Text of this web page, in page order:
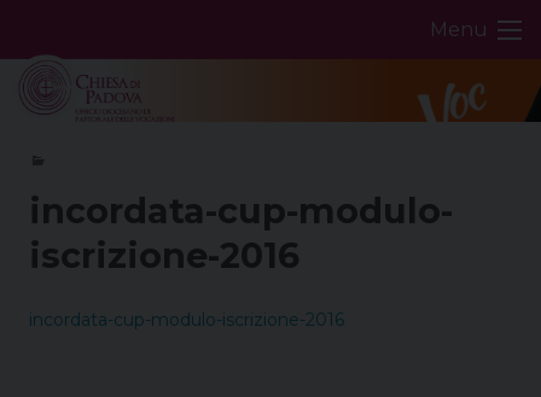
content
Menu
incordata-cup-modulo-
iscrizione-2016
incordata-cup-modulo-iscrizione-2016